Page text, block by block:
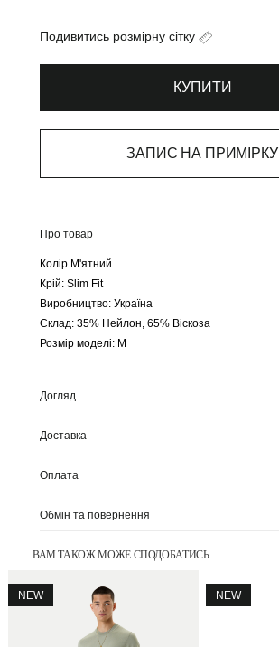
Подивитись розмірну сітку
КУПИТИ
ЗАПИС НА ПРИМІРКУ
Про товар
Колір М'ятний
Крій: Slim Fit
Виробництво: Україна
Склад: 35% Нейлон, 65% Віскоза
Розмір моделі: М
Догляд
Доставка
Оплата
Обмін та повернення
ВАМ ТАКОЖ МОЖЕ СПОДОБАТИСЬ
NEW NEW